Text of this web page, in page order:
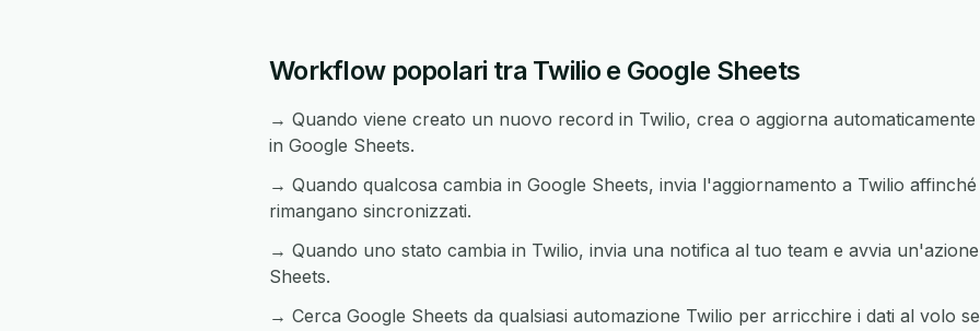
Workflow popolari tra Twilio e Google Sheets
→ Quando viene creato un nuovo record in Twilio, crea o aggiorna
in Google Sheets.
→ Quando qualcosa cambia in Google Sheets, invia l'aggiornamento a Twilio
rimangano sincronizzati.
→ Quando uno stato cambia in Twilio, invia una notifica al tuo team e avvia
Sheets.
→ Cerca Google Sheets da qualsiasi automazione Twilio per arricchire i dati al volo